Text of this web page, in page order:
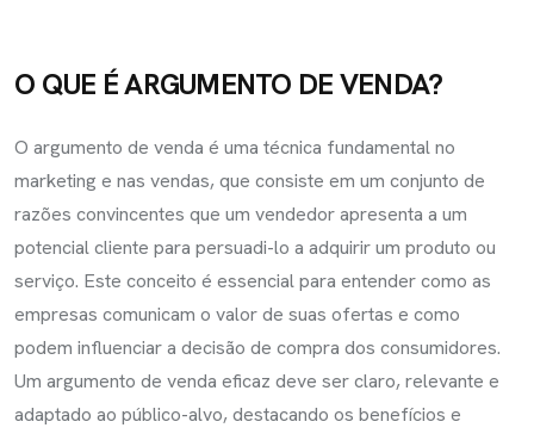
O QUE É ARGUMENTO DE VENDA?
O argumento de venda é uma técnica fundamental no
marketing e nas vendas, que consiste em um conjunto de
razões convincentes que um vendedor apresenta a um
potencial cliente para persuadi-lo a adquirir um produto ou
serviço. Este conceito é essencial para entender como as
empresas comunicam o valor de suas ofertas e como
podem influenciar a decisão de compra dos consumidores.
Um argumento de venda eficaz deve ser claro, relevante e
adaptado ao público-alvo, destacando os benefícios e